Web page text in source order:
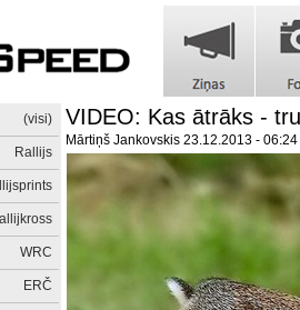
(visi)
Rallijs
WRC
ERČ
VIDEO: Kas ātrāks -
Mārtiņš Jankovskis 23.12.2013 - 06:24